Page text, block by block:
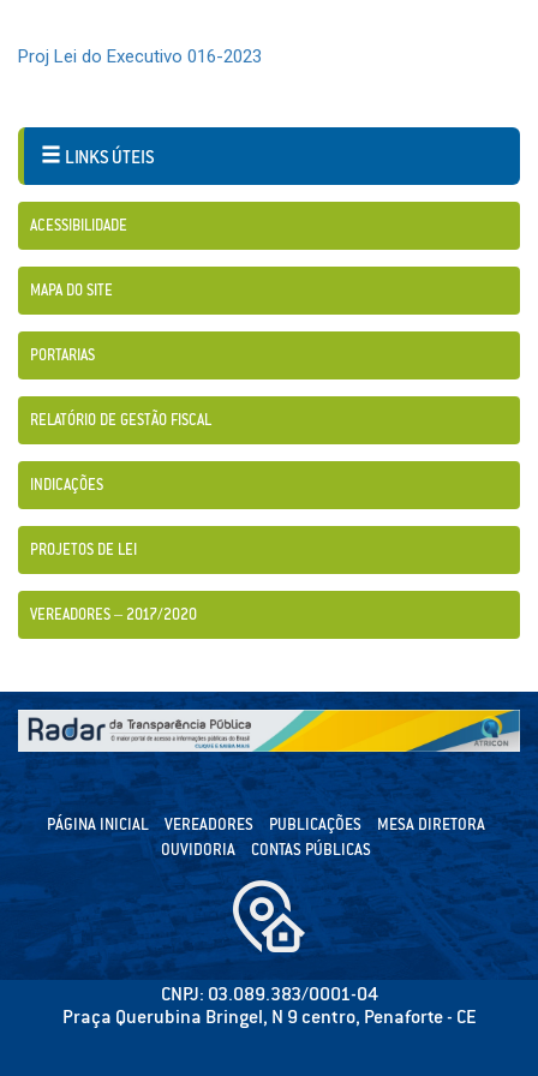
Proj Lei do Executivo 016-2023
LINKS ÚTEIS
ACESSIBILIDADE
MAPA DO SITE
PORTARIAS
RELATÓRIO DE GESTÃO FISCAL
INDICAÇÕES
PROJETOS DE LEI
VEREADORES – 2017/2020
PÁGINA INICIAL VEREADORES PUBLICAÇÕES
MESA DIRETORA
OUVIDORIA
CONTAS PÚBLICAS
CNPJ: 03.089.383/0001-04
Praça Querubina Bringel, N 9 centro, Penaforte - CE